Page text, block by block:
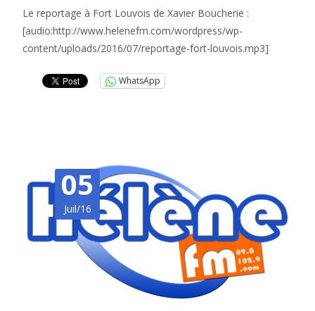
Le reportage à Fort Louvois de Xavier Boucherie :
[audio:http://www.helenefm.com/wordpress/wp-
content/uploads/2016/07/reportage-fort-louvois.mp3]
WhatsApp
05
Juil/16